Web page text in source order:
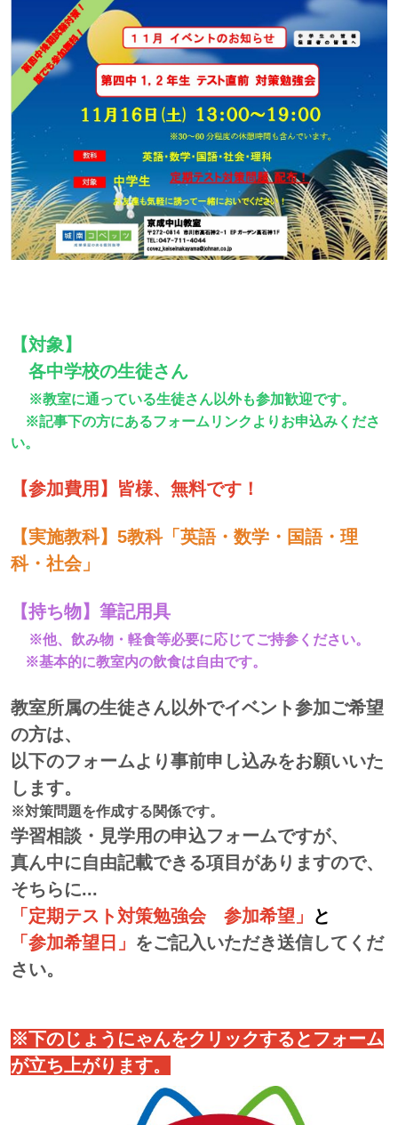
【対象】
各中学校の生徒さん
※教室に通っている生徒さん以外も参加歓迎です。
※記事下の方にあるフォームリンクよりお申込みくださ
い。
【参加費用】皆様、無料です！
【実施教科】5教科「英語・数学・国語・理
科・社会」
【持ち物】筆記用具
※他、飲み物・軽食等必要に応じてご持参ください。
※基本的に教室内の飲食は自由です。
教室所属の生徒さん以外でイベント参加ご希望
の方は、
以下のフォームより事前申し込みをお願いいた
します。
※対策問題を作成する関係です。
学習相談・見学用の申込フォームですが、
真ん中に自由記載できる項目がありますので、
そちらに...
「定期テスト対策勉強会 参加希望」
と
「参加希望日」 をご記入いただき送信してくだ
さい。
※下のじょうにゃんをクリックするとフォーム
が立ち上がります。